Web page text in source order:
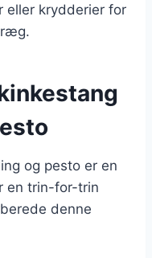
eller krydderier for
og pesto er en
en trin-for-trin
denne